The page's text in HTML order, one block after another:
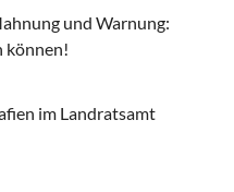
und Warnung:
können!
im Landratsamt